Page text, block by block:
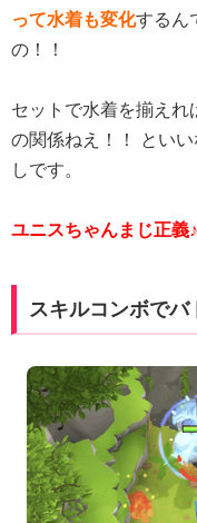
って水着も変化するん
の！！
セットで水着を揃えれ
の関係ねえ！！ とい
しです。
ユニスちゃんまじ正義♪
スキルコンボでバ